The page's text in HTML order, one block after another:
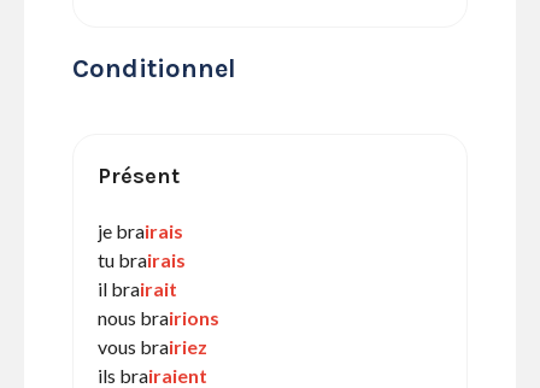
Conditionnel
Présent
je brairais
tu brairais
il brairait
nous brairions
vous brairiez
ils brairaient